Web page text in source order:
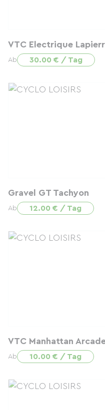
VTC Electrique
Ab 30.00 € / Tag
Gravel GT Tachyon
Ab 12.00 € / Tag
VTC Manhattan
Ab 10.00 € / Tag